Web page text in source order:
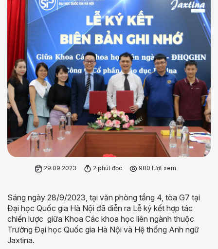
29.09.2023 2 phút đọc 980 lượt xem
Sáng ngày 28/9/2023, tại văn phòng tầng 4, tòa G7 tại
Đại học Quốc gia Hà Nội đã diễn ra Lễ ký kết hợp tác
chiến lược giữa Khoa Các khoa học liên ngành thuộc
Trường Đại học Quốc gia Hà Nội và Hệ thống Anh ngữ
Jaxtina.